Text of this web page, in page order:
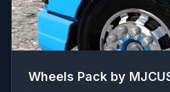
Wheels Pack by